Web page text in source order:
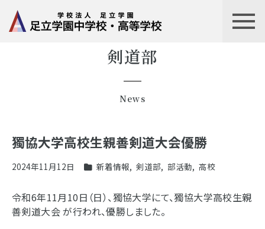
剣道部
News
獨協大学高校生親善剣道大会優勝
2024年11月12日 新着情報, 剣道部, 部活動, 高校
令和6年11月10日（日）、獨協大学にて、獨協大学高校生親
善剣道大会 が行われ、優勝しました。